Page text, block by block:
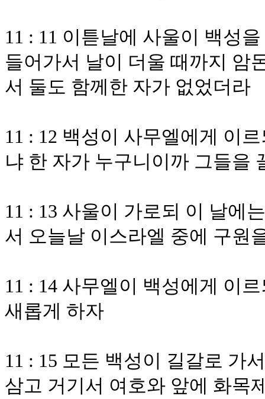
11 : 11 이튿날에 사울이 백성
들어가서 날이 더울 때까지 암
서 둘도 함께한 자가 없었더라
11 : 12 백성이 사무엘에게 이
냐 한 자가 누구니이까 그들을
11 : 13 사울이 가로되 이 날에
서 오늘날 이스라엘 중에 구원
11 : 14 사무엘이 백성에게 이
새롭게 하자
11 : 15 모든 백성이 길갈로 가
삼고 거기서 여호와 앞에 화목